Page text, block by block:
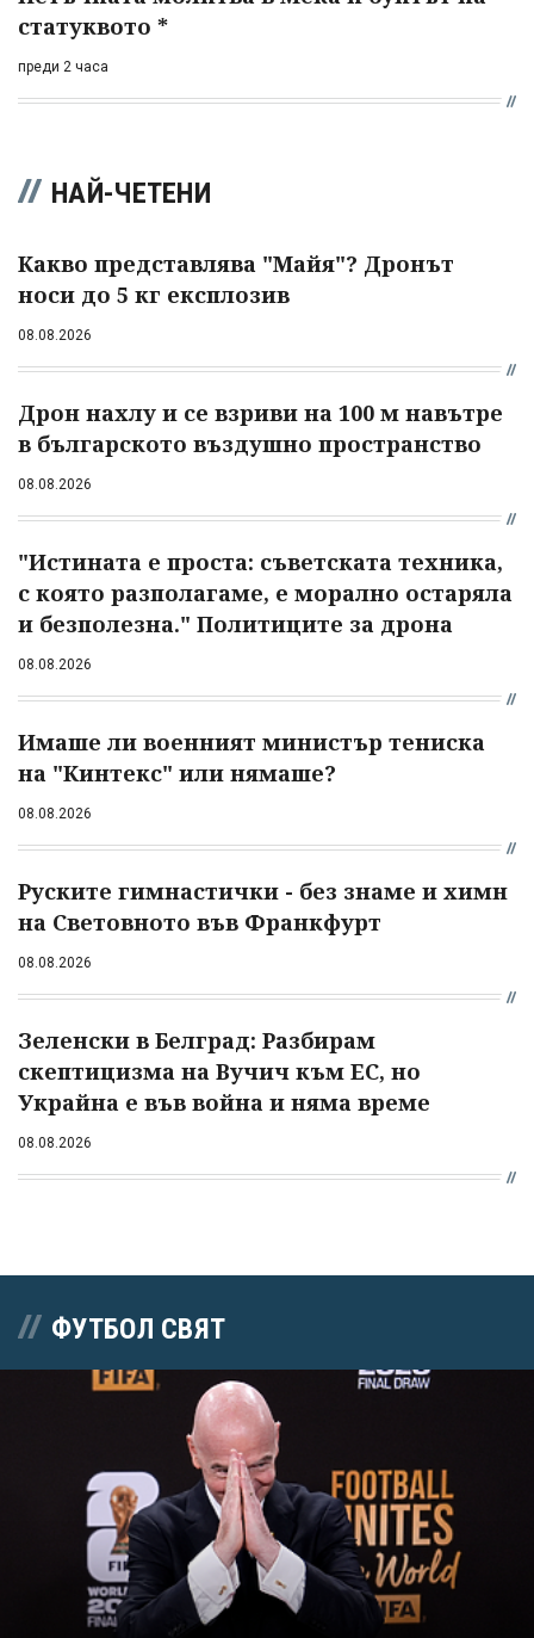
статуквото *
преди 2 часа
НАЙ-ЧЕТЕНИ
Какво представлява "Майя"? Дронът
носи до 5 кг експлозив
08.08.2026
Дрон нахлу и се взриви на 100 м навътре
в българското въздушно пространство
08.08.2026
"Истината е проста: съветската техника,
с която разполагаме, е морално остаряла
и безполезна." Политиците за дрона
08.08.2026
Имаше ли военният министър тениска
на "Кинтекс" или нямаше?
08.08.2026
Руските гимнастички - без знаме и химн
на Световното във Франкфурт
08.08.2026
Зеленски в Белград: Разбирам
скептицизма на Вучич към ЕС, но
Украйна е във война и няма време
08.08.2026
ФУТБОЛ СВЯТ